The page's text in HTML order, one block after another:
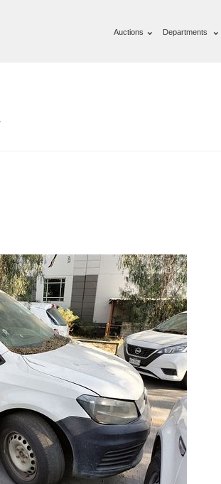
Auctions Departments